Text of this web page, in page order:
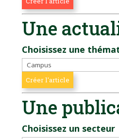
Une
Choisissez une
Une
Choisissez un secteur